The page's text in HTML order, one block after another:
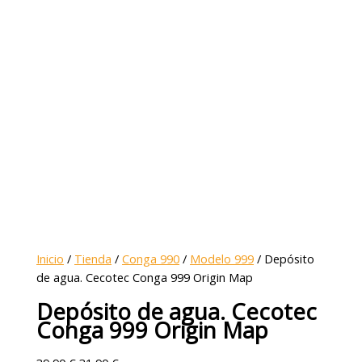
Inicio / Tienda /Conga 990 / Modelo 999 / Depósito
de agua. Cecotec Conga 999 Origin Map
Depósito de agua. Cecotec
Conga 999 Origin Map